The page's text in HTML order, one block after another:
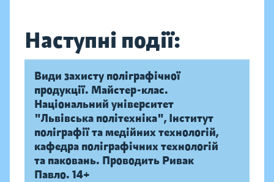
Наступні події:
Види захисту поліграфічної
продукції. Майстер-клас.
Національний університет
"Львівська політехніка", Інститут
поліграфії та медійних технологій,
кафедра поліграфічних технологій
та паковань. Проводить Ривак
Павло. 14+